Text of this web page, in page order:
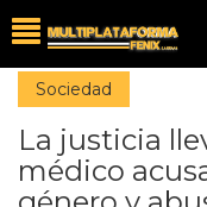
Sociedad
La justicia
médico